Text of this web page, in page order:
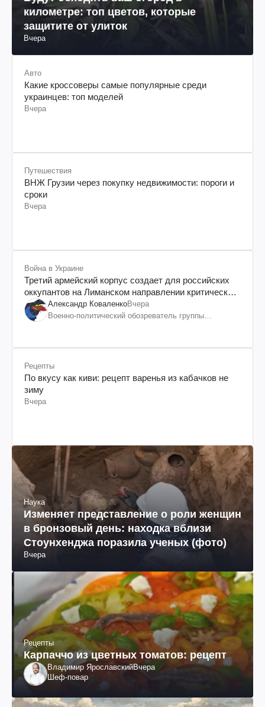
километре: топ цветов, которые
защитите от улиток
Вчера
Авто
Какие кроссоверы самые популярные среди
украинцев: топ моделей
Вчера
Путешествия
ВНЖ Грузии через покупку недвижимости: пороги и
сроки
Вчера
Война в Украине
Третий армейский корпус создает для российских
оккупантов на Лиманском направлении критический
дискомфорт: как это удалось
Александр КоваленкоВчера
Военно-политический обозреватель группы
Рецепты
По вкусу как киви: рецепт варенья из кабачков не
зиму
Вчера
Наука
Изменяет представление о роли женщин
в бронзовый день: находка вблизи
Стоунхенджа поразила ученых (фото)
Вчера
Рецепты
Карпаччо из цветных томатов: рецепт
Владимир ЯрославскийВчера
Шеф-повар